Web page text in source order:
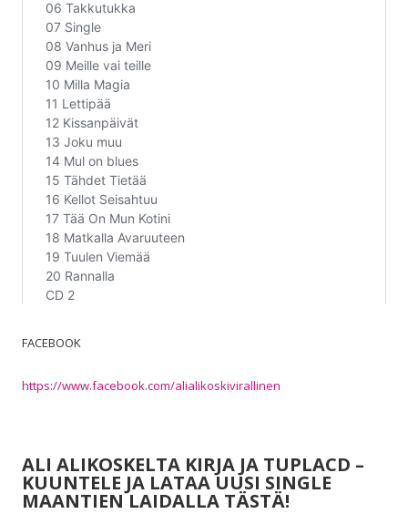
FACEBOOK
https://www.facebook.com/alialikoskivirallinen
ALI ALIKOSKELTA KIRJA JA TUPLACD –
KUUNTELE JA LATAA UUSI SINGLE
MAANTIEN LAIDALLA TÄSTÄ!